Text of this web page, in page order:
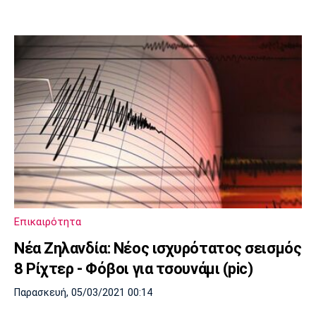
Επικαιρότητα
Νέα Ζηλανδία: Νέος ισχυρότατος σεισμός
8 Ρίχτερ - Φόβοι για τσουνάμι (pic)
Παρασκευή, 05/03/2021 00:14